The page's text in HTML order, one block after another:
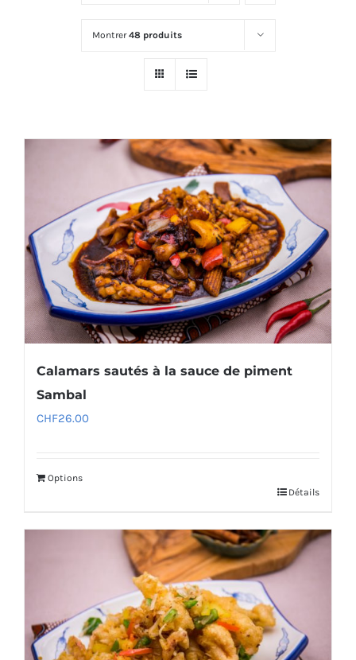
Montrer48 produits
Calamars sautés à la sauce de piment
Sambal
CHF26.00
Options
Détails